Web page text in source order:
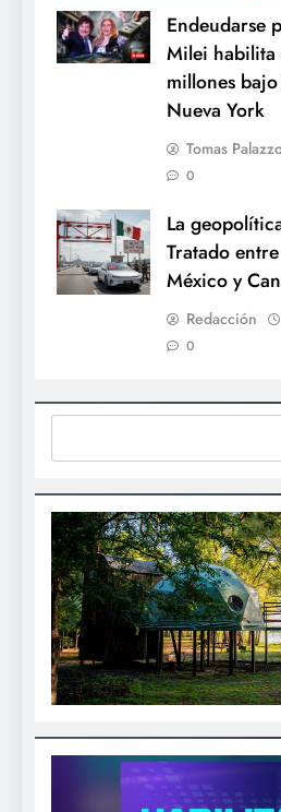
Endeudarse
Milei
millones
Nueva York
Tomas
0
La
Tratado
México y
Redacción
0